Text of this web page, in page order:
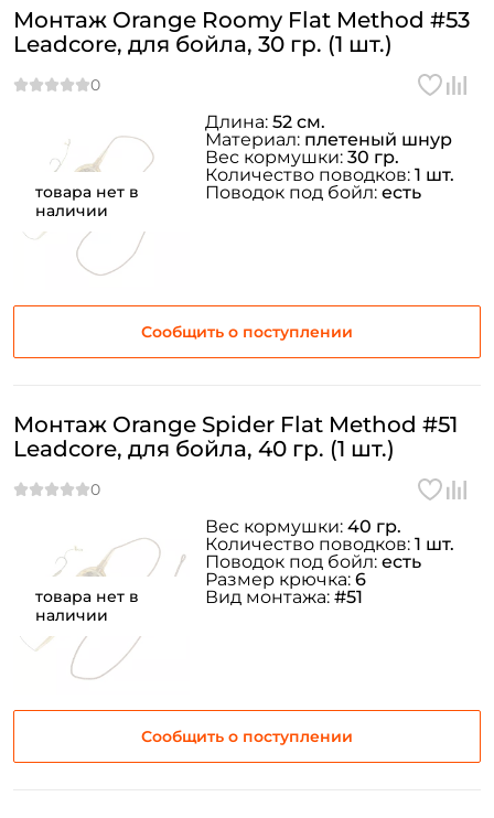
товара нет в
наличии
Монтаж Orange Roomy Flat Method #53
Leadcore, для бойла, 30 гр. (1 шт.)
Сообщить о поступлении
Длина: 52 см.
Материал: плетеный шнур
Вес кормушки: 30 гр.
Количество поводков: 1 шт.
Поводок под бойл: есть
товара нет в
наличии
Монтаж Orange Spider Flat Method #51
Leadcore, для бойла, 40 гр. (1 шт.)
Сообщить о поступлении
Вес кормушки: 40 гр.
Количество поводков: 1 шт.
Поводок под бойл: есть
Размер крючка: 6
Вид монтажа: #51